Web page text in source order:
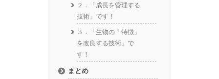
２．「成長を管理する
技術」です！
３．「生物の「特徴」
を改良する技術」で
す！
まとめ